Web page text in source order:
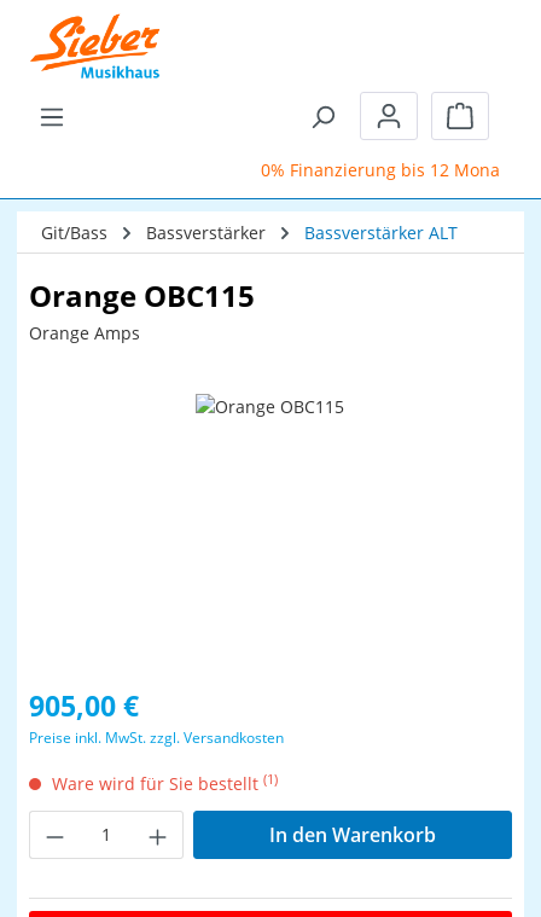
Zum Hauptinhalt springen
0% Finanzierung bis 12 Monate
Git/Bass Bassverstärker Bassverstärker ALT
Orange OBC115
Orange Amps
Bildergalerie überspringen
Regulärer Preis:
905,00 €
Preise inkl. MwSt. zzgl. Versandkosten
Ware wird für Sie bestellt (1)
Produkt Anzahl: Gib den gewünschten
In den Warenkorb